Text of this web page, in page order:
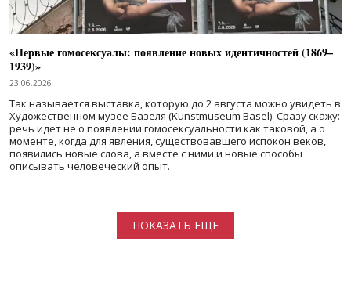
«Первые гомосексуалы: появление новых идентичностей (1869–
1939)»
23.06.2026
Так называется выставка, которую до 2 августа можно увидеть в
Художественном музее Базеля (Kunstmuseum Basel). Сразу скажу:
речь идет не о появлении гомосексуальности как таковой, а о
моменте, когда для явления, существовавшего испокон веков,
появились новые слова, а вместе с ними и новые способы
описывать человеческий опыт.
ПОКАЗАТЬ ЕЩЕ